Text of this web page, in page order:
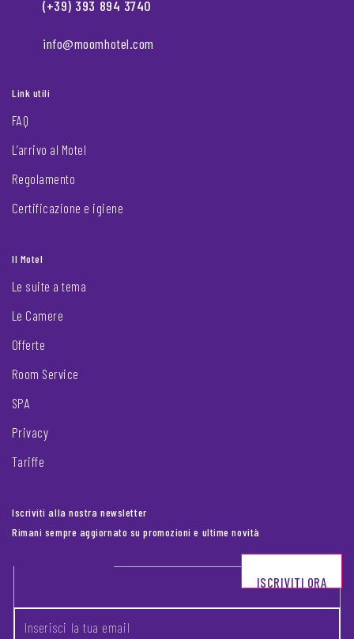
(+39) 393 894 3740
info@moomhotel.com
Link utili
FAQ
L’arrivo al Motel
Regolamento
Certificazione e igiene
Il Motel
Le suite a tema
Le Camere
Offerte
Room Service
SPA
Privacy
Tariffe
Iscriviti alla nostra newsletter
Rimani sempre aggiornato su promozioni e ultime novità
Footer newsletter
ISCRIVITI ORA